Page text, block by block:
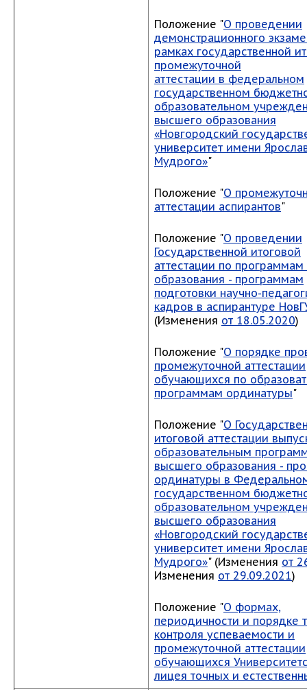
Положение "О проведении
демонстрационного
рамках государственной
промежуточной
аттестации в федеральном
государственном
образовательном
высшего образования
«Новгородский
университет имени
Мудрого»"
Положение "О
аттестации аспирантов"
Положение "О проведении
Государственной итоговой
аттестации по
образования - программам
подготовки научно-
кадров в аспирантуре
(Изменения от 18.05.2020)
Положение "О порядке
промежуточной аттестации
обучающихся по
программам ординатуры"
Положение "О
итоговой аттестации
образовательным
высшего образования -
ординатуры в
государственном
образовательном
высшего образования
«Новгородский
университет имени
Мудрого»" (Изменения от
Изменения от 29.09.2021)
Положение "О формах,
периодичности и порядке
контроля успеваемости и
промежуточной аттестации
обучающихся
лицея точных и